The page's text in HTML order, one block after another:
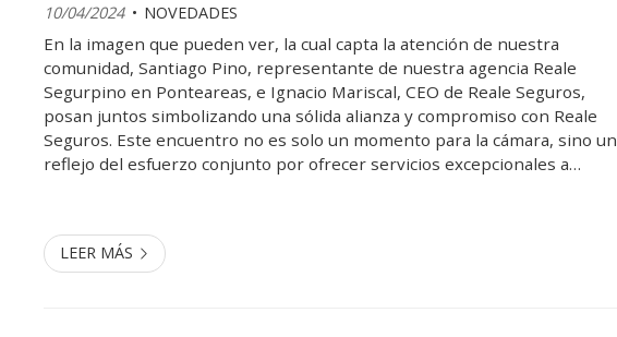
10/04/2024 NOVEDADES
En la imagen que pueden ver, la cual capta la atención de nuestra
comunidad, Santiago Pino, representante de nuestra agencia Reale
Segurpino en Ponteareas, e Ignacio Mariscal, CEO de Reale Seguros,
posan juntos simbolizando una sólida alianza y compromiso con Reale
Seguros. Este encuentro no es solo un momento para la cámara, sino un
reflejo del esfuerzo conjunto por ofrecer servicios excepcionales a
LEER MÁS